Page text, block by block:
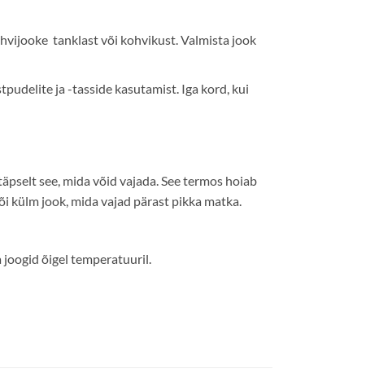
tanklast või kohvikust. Valmista jook
ja -tasside kasutamist. Iga kord, kui
see, mida võid vajada. See termos hoiab
külm jook, mida vajad pärast pikka matka.
joogid õigel temperatuuril.